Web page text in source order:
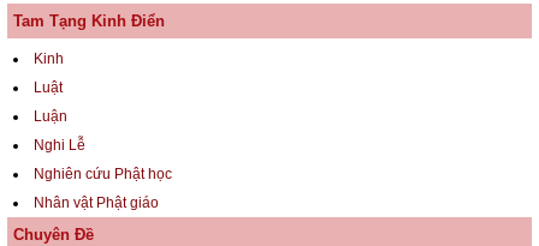
Tam Tạng Kinh Điển
Kinh
Luật
Luận
Nghi Lễ
Nghiên cứu Phật học
Nhân vật Phật giáo
Chuyên Đề